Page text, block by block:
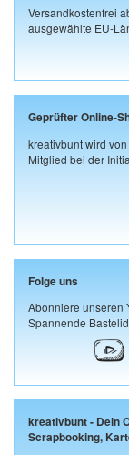
Versandkostenfrei
ausgewählte EU-
Geprüfter Online-
kreativbunt wird
Mitglied bei der
Folge uns
Abonniere unseren
Spannende
kreativbunt - Dein
Scrapbooking,